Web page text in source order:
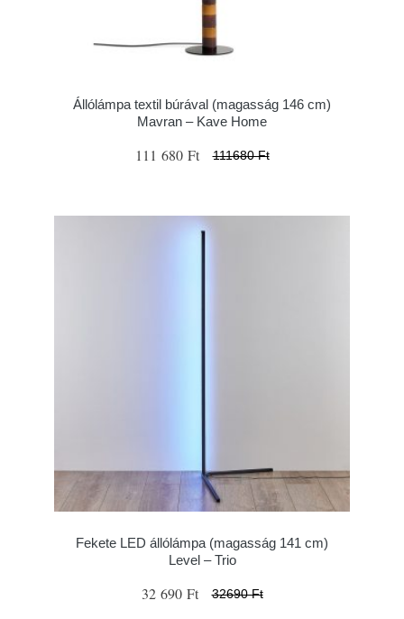
Állólámpa textil búrával (magasság 146 cm)
Mavran – Kave Home
111 680 Ft 111680 Ft
Fekete LED állólámpa (magasság 141 cm)
Level – Trio
32 690 Ft 32690 Ft